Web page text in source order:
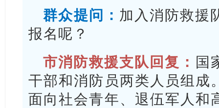
群众提问： 加入消防救援
报名呢？
市消防救援支 ​队回复： 国
干部和消防员两类人员组成
面向社会青年、退伍军人和